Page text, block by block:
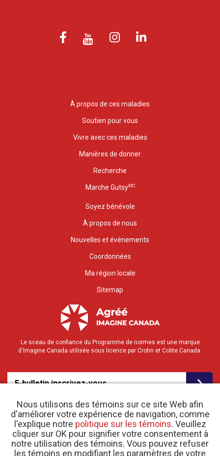
Nous utilisons des témoins sur ce site Web afin
d'améliorer votre expérience de navigation, comme
l'explique notre politique sur les témoins. Veuillez
cliquer sur OK pour signifier votre consentement à
notre utilisation des témoins. Vous pouvez refuser
les témoins en modifiant les paramètres de votre
À propos de ces maladies
Soutien pour vous
Vivre avec ces maladies
Manières de donner
Recherche
Marche GutsyMC
Soyez bénévole
À propos de nous
Nouvelles et événements
Coordonnées
Ma région locale
Sitemap
Le sceau de confiance du Programme de normes est une marque
d'Imagine Canada utilisée sous licence par Crohn et Colite Canada.
E-bulletin inscrivez-vous